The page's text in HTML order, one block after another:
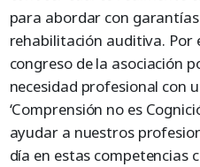
para abordar con
rehabilitación auditiva. Por
congreso de la asociación
necesidad profesional con
‘Comprensión no es
ayudar a nuestros
día en estas competencias